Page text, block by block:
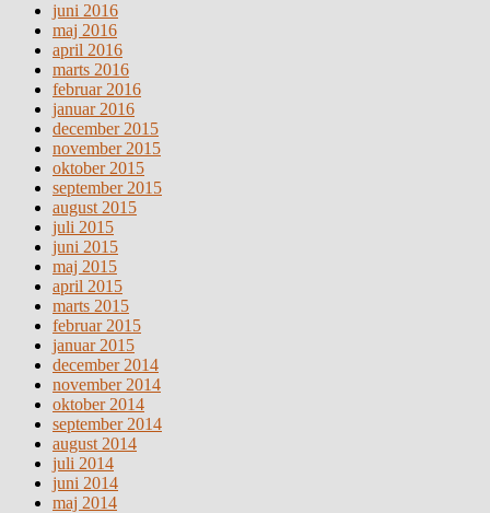
juni 2016
maj 2016
april 2016
marts 2016
februar 2016
januar 2016
december 2015
november 2015
oktober 2015
september 2015
august 2015
juli 2015
juni 2015
maj 2015
april 2015
marts 2015
februar 2015
januar 2015
december 2014
november 2014
oktober 2014
september 2014
august 2014
juli 2014
juni 2014
maj 2014